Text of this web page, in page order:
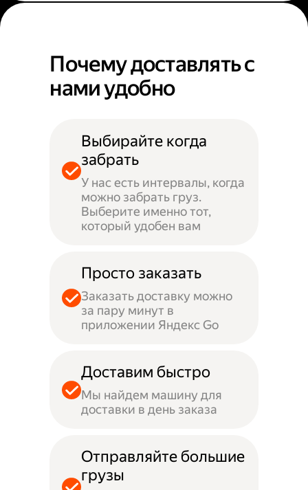
Почему доставлять с
нами удобно
Выбирайте когда
забрать
У нас есть интервалы, когда
можно забрать груз.
Выберите именно тот,
который удобен вам
Просто заказать
Заказать доставку можно
за пару минут в
приложении Яндекс Go
Доставим быстро
Мы найдем машину для
доставки в день заказа
Отправляйте большие
грузы